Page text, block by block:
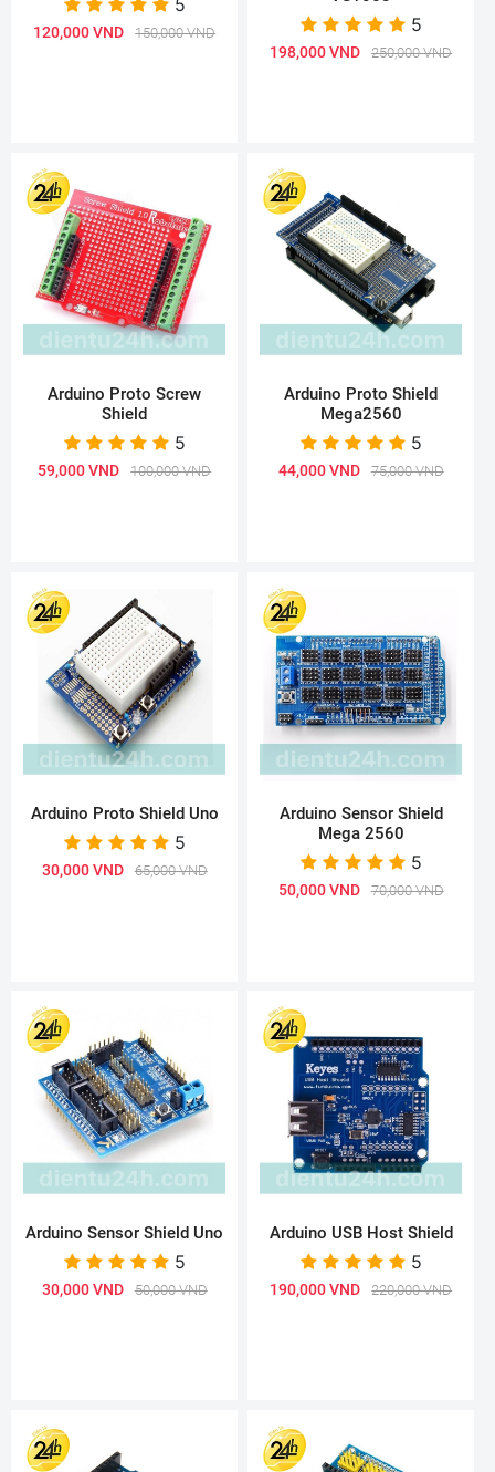
120,000 VND 150,000 VND 5
198,000 VND 250,000 VND
Arduino Proto Screw
Shield
5
59,000 VND 100,000 VND
Arduino Proto Shield
Mega2560
5
44,000 VND 75,000 VND
Arduino Proto Shield Uno
5
30,000 VND 65,000 VND
Arduino Sensor Shield
Mega 2560
5
50,000 VND 70,000 VND
Arduino Sensor Shield Uno
5
30,000 VND 50,000 VND
Arduino USB Host Shield
5
190,000 VND 220,000 VND